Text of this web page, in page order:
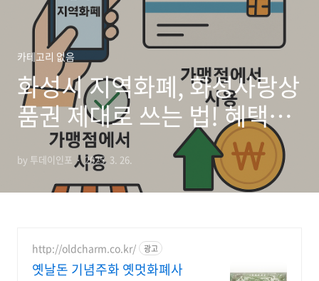
카테고리 없음
화성시 지역화폐, 화성사랑상
품권 제대로 쓰는 법! 혜택부
터 사용처까지 총정리
by 투데이인포 2025. 3. 26.
http://oldcharm.co.kr/ 광고
옛날돈 기념주화 옛멋화폐사